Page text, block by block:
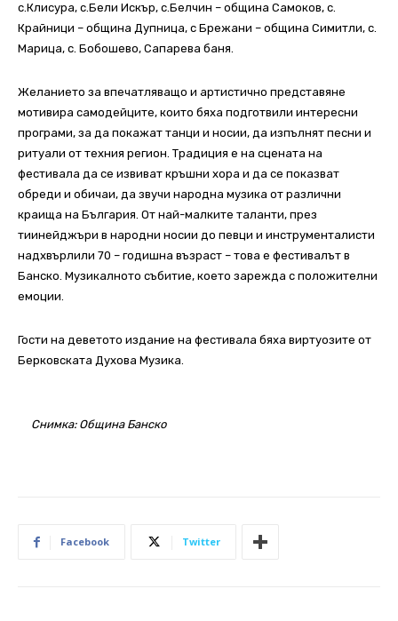
с.Клисура, с.Бели Искър, с.Белчин – община Самоков, с.
Крайници – община Дупница, с Брежани – община Симитли, с.
Марица, с. Бобошево, Сапарева баня.
Желанието за впечатляващо и артистично представяне
мотивира самодейците, които бяха подготвили интересни
програми, за да покажат танци и носии, да изпълнят песни и
ритуали от техния регион. Традиция е на сцената на
фестивала да се извиват кръшни хора и да се показват
обреди и обичаи, да звучи народна музика от различни
краища на България. От най-малките таланти, през
тиинейджъри в народни носии до певци и инструменталисти
надхвърлили 70 – годишна възраст – това е фестивалът в
Банско. Музикалното събитие, което зарежда с положителни
емоции.
Гости на деветото издание на фестивала бяха виртуозите от
Берковската Духова Музика.
Снимка: Община Банско
Facebook Twitter